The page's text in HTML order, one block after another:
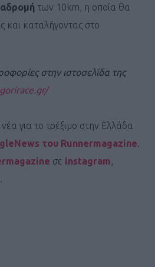
των 10km, η οποία θα
και καταλήγοντας στο
στην ιστοσελίδα της
για το τρέξιμο στην Ελλάδα
του Runnermagazine.
σε Instagram,
.